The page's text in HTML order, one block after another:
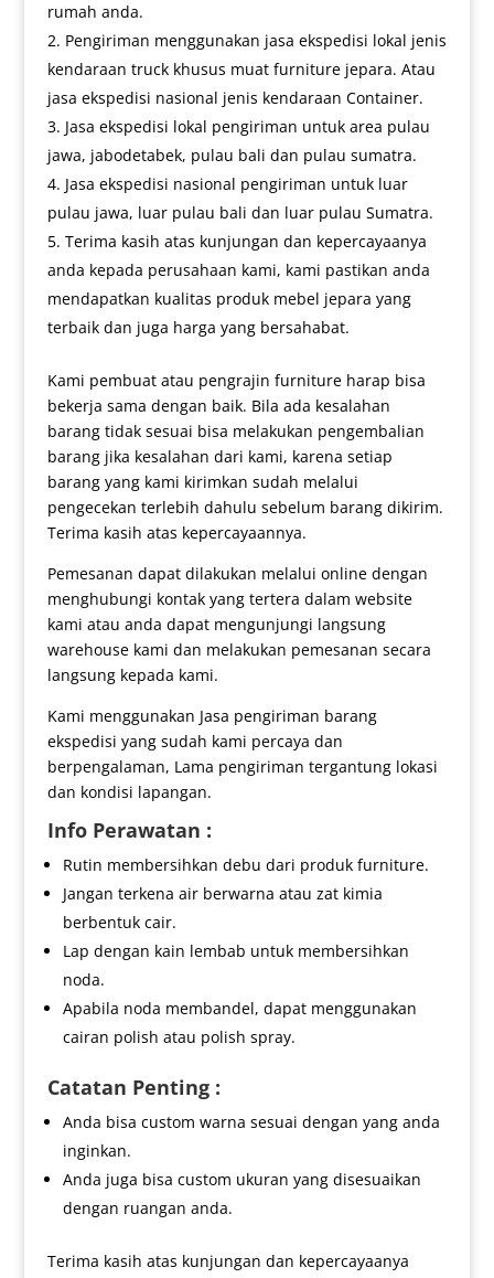
rumah anda.
Pengiriman menggunakan jasa ekspedisi lokal jenis
kendaraan truck khusus muat furniture jepara. Atau
jasa ekspedisi nasional jenis kendaraan Container.
Jasa ekspedisi lokal pengiriman untuk area pulau
jawa, jabodetabek, pulau bali dan pulau sumatra.
Jasa ekspedisi nasional pengiriman untuk luar
pulau jawa, luar pulau bali dan luar pulau Sumatra.
Terima kasih atas kunjungan dan kepercayaanya
anda kepada perusahaan kami, kami pastikan anda
mendapatkan kualitas produk mebel jepara yang
terbaik dan juga harga yang bersahabat.
Kami pembuat atau pengrajin furniture harap bisa
bekerja sama dengan baik. Bila ada kesalahan
barang tidak sesuai bisa melakukan pengembalian
barang jika kesalahan dari kami, karena setiap
barang yang kami kirimkan sudah melalui
pengecekan terlebih dahulu sebelum barang dikirim.
Terima kasih atas kepercayaannya.
Pemesanan dapat dilakukan melalui online dengan
menghubungi kontak yang tertera dalam website
kami atau anda dapat mengunjungi langsung
warehouse kami dan melakukan pemesanan secara
langsung kepada kami.
Kami menggunakan Jasa pengiriman barang
ekspedisi yang sudah kami percaya dan
berpengalaman, Lama pengiriman tergantung lokasi
dan kondisi lapangan.
Info Perawatan :
Rutin membersihkan debu dari produk furniture.
Jangan terkena air berwarna atau zat kimia
berbentuk cair.
Lap dengan kain lembab untuk membersihkan
noda.
Apabila noda membandel, dapat menggunakan
cairan polish atau polish spray.
Catatan Penting :
Anda bisa custom warna sesuai dengan yang anda
inginkan.
Anda juga bisa custom ukuran yang disesuaikan
dengan ruangan anda.
Terima kasih atas kunjungan dan kepercayaanya